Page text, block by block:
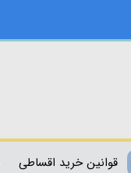
قوانین خرید اقساطی